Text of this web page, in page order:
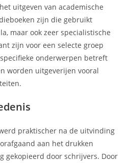
uitgeven van academische
zijn die gebruikt
maar ook zeer specialistische
zijn voor een selecte groep
onderwerpen betreft
worden uitgeverijen vooral
praktischer na de uitvinding
aan het drukken
gekopieerd door schrijvers. Door